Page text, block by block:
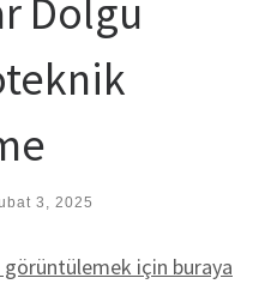
Dolgu
3, 2025
için buraya